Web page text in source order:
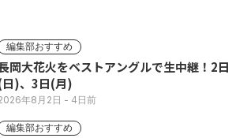
編集部おすすめ
岡大花火をベストアングルで生中継！2日
)、3日(月)
年8月2日 - 4日前
編集部おすすめ